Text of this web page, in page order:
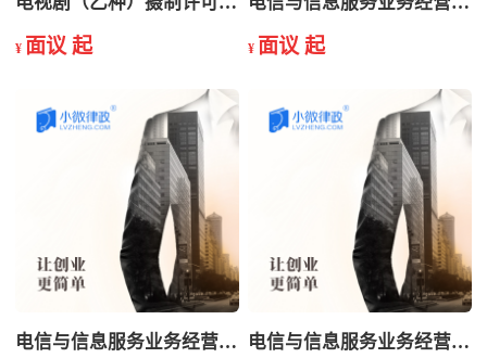
¥ 面议 起 ¥ 面议 起
电信与信息服务业务经营许可证年检 电信与信息服务业务经营许可证申请